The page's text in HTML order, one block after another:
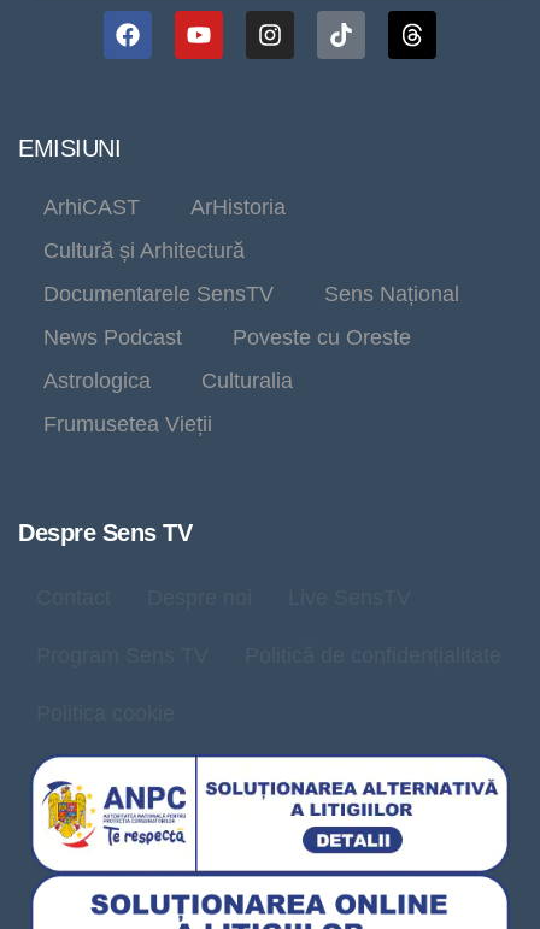
EMISIUNI
ArhiCAST
ArHistoria
Cultură și Arhitectură
Documentarele SensTV
Sens Național
News Podcast
Poveste cu Oreste
Astrologica
Culturalia
Frumusetea Vieții
Despre Sens TV